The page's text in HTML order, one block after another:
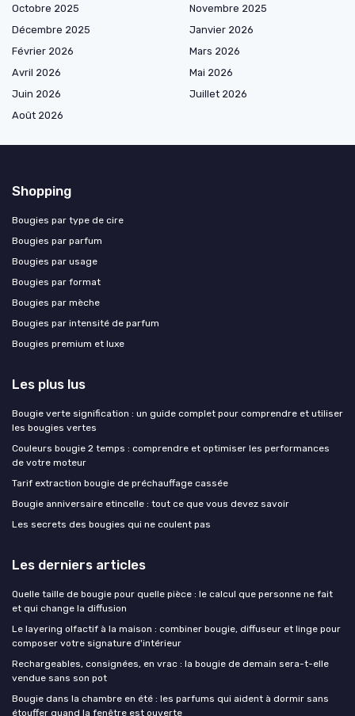
Octobre 2025
Novembre 2025
Décembre 2025
Janvier 2026
Février 2026
Mars 2026
Avril 2026
Mai 2026
Juin 2026
Juillet 2026
Août 2026
Shopping
Bougies par type de cire
Bougies par parfum
Bougies par usage
Bougies par format
Bougies par mèche
Bougies par intensité de parfum
Bougies premium et luxe
Les plus lus
Bougie verte signification : un guide complet pour comprendre et utiliser
les bougies vertes
Couleurs bougie 2 temps : comprendre et optimiser les performances
de votre moteur
Tarif extraction bougie de préchauffage cassée
Bougie anniversaire etincelle : tout ce que vous devez savoir
Les secrets des bougies qui ne coulent pas
Les derniers articles
Quelle taille de bougie pour quelle pièce : le calcul que personne ne fait
et qui change la diffusion
Le layering olfactif à la maison : combiner bougie, diffuseur et linge pour
composer votre signature d'intérieur
Rechargeables, consignées, en vrac : la bougie de demain sera-t-elle
vendue sans son pot
Bougie dans la chambre en été : les parfums qui aident à dormir sans
étouffer quand la fenêtre est ouverte